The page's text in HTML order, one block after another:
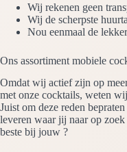
Wij rekenen geen
Wij de scherpste
Nou eenmaal de
Ons assortiment mobiele
Omdat wij actief zijn op
met onze cocktails, weten
Juist om deze reden
leveren waar jij naar op
beste bij jouw ?